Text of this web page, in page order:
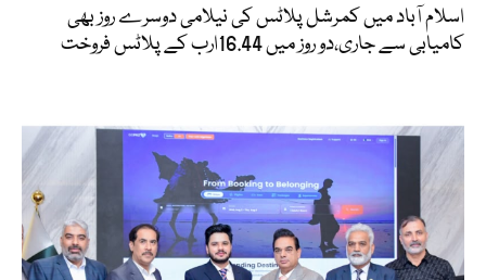
اسلام آباد میں کمرشل پلاٹس کی نیلامی دوسرے روز بھی
کامیابی سے جاری،دو روز میں 16.44ارب کے پلاٹس فروخت